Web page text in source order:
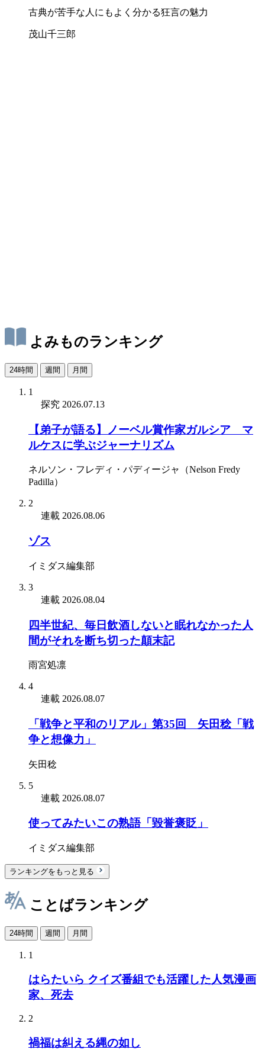
古典が苦手な人にもよく分かる狂言の魅力
茂山千三郎
よみものランキング
24時間 週間 月間
1
探究 2026.07.13
【弟子が語る】ノーベル賞作家ガルシア゠マ
ルケスに学ぶジャーナリズム
ネルソン・フレディ・パディージャ（Nelson Fredy
Padilla）
2
連載 2026.08.06
ゾス
イミダス編集部
3
連載 2026.08.04
四半世紀、毎日飲酒しないと眠れなかった人
間がそれを断ち切った顛末記
雨宮処凛
4
連載 2026.08.07
「戦争と平和のリアル」第35回 矢田稔「戦
争と想像力」
矢田稔
5
連載 2026.08.07
使ってみたいこの熟語「毀誉褒貶」
イミダス編集部
ランキングをもっと見る
ことばランキング
24時間 週間 月間
1
はらたいら クイズ番組でも活躍した人気漫画
家、死去
2
禍福は糾える縄の如し